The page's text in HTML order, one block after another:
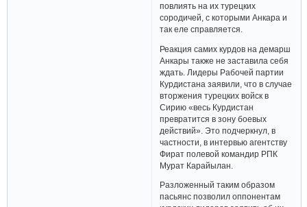
повлиять на их турецких
сородичей, с которыми Анкара и
так еле справляется.
Реакция самих курдов на демарш
Анкары также не заставила себя
ждать. Лидеры Рабочей партии
Курдистана заявили, что в случае
вторжения турецких войск в
Сирию «весь Курдистан
превратится в зону боевых
действий». Это подчеркнул, в
частности, в интервью агентству
Фират полевой командир РПК
Мурат Карайылан.
Разложенный таким образом
пасьянс позволил оппонентам